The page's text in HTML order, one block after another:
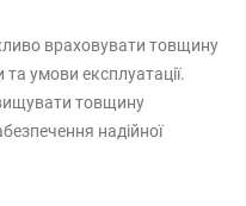
враховувати товщину
умови експлуатації.
товщину
надійної